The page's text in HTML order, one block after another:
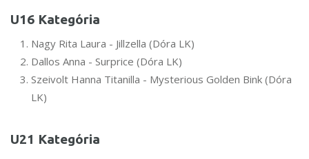
U16 Kategória
Nagy Rita Laura - Jillzella (Dóra LK)
Dallos Anna - Surprice (Dóra LK)
Szeivolt Hanna Titanilla - Mysterious Golden Bink (Dóra
LK)
U21 Kategória